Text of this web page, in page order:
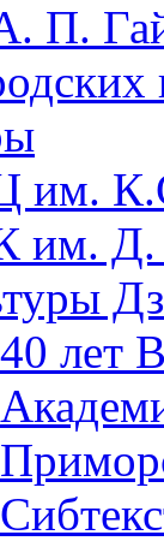
П.
Д.
лет